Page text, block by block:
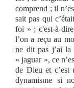
comprend ; il
sait pas qui
foi » ; c'est-à-
l’on a reçu au
ne dit pas j’ai la
« jaguar », ce
de Dieu et c’est
dynamisme si